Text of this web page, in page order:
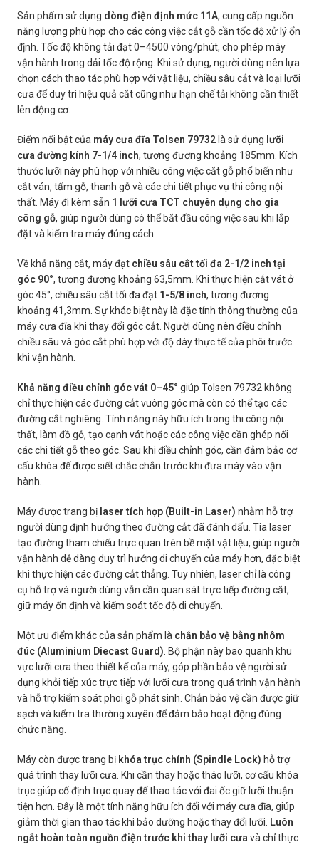
Sản phẩm sử dụng dòng điện định mức 11A, cung cấp nguồn
năng lượng phù hợp cho các công việc cắt gỗ cần tốc độ xử lý ổn
định. Tốc độ không tải đạt 0–4500 vòng/phút, cho phép máy
vận hành trong dải tốc độ rộng. Khi sử dụng, người dùng nên lựa
chọn cách thao tác phù hợp với vật liệu, chiều sâu cắt và loại lưỡi
cưa để duy trì hiệu quả cắt cũng như hạn chế tải không cần thiết
lên động cơ.
Điểm nổi bật của máy cưa đĩa Tolsen 79732 là sử dụng lưỡi
cưa đường kính 7-1/4 inch, tương đương khoảng 185mm. Kích
thước lưỡi này phù hợp với nhiều công việc cắt gỗ phổ biến như
cắt ván, tấm gỗ, thanh gỗ và các chi tiết phục vụ thi công nội
thất. Máy đi kèm sẵn 1 lưỡi cưa TCT chuyên dụng cho gia
công gỗ, giúp người dùng có thể bắt đầu công việc sau khi lắp
đặt và kiểm tra máy đúng cách.
Về khả năng cắt, máy đạt chiều sâu cắt tối đa 2-1/2 inch tại
góc 90°, tương đương khoảng 63,5mm. Khi thực hiện cắt vát ở
góc 45°, chiều sâu cắt tối đa đạt 1-5/8 inch, tương đương
khoảng 41,3mm. Sự khác biệt này là đặc tính thông thường của
máy cưa đĩa khi thay đổi góc cắt. Người dùng nên điều chỉnh
chiều sâu và góc cắt phù hợp với độ dày thực tế của phôi trước
khi vận hành.
Khả năng điều chỉnh góc vát 0–45° giúp Tolsen 79732 không
chỉ thực hiện các đường cắt vuông góc mà còn có thể tạo các
đường cắt nghiêng. Tính năng này hữu ích trong thi công nội
thất, làm đồ gỗ, tạo cạnh vát hoặc các công việc cần ghép nối
các chi tiết gỗ theo góc. Sau khi điều chỉnh góc, cần đảm bảo cơ
cấu khóa đế được siết chắc chắn trước khi đưa máy vào vận
hành.
Máy được trang bị laser tích hợp (Built-in Laser) nhằm hỗ trợ
người dùng định hướng theo đường cắt đã đánh dấu. Tia laser
tạo đường tham chiếu trực quan trên bề mặt vật liệu, giúp người
vận hành dễ dàng duy trì hướng di chuyển của máy hơn, đặc biệt
khi thực hiện các đường cắt thẳng. Tuy nhiên, laser chỉ là công
cụ hỗ trợ và người dùng vẫn cần quan sát trực tiếp đường cắt,
giữ máy ổn định và kiểm soát tốc độ di chuyển.
Một ưu điểm khác của sản phẩm là chắn bảo vệ bằng nhôm
đúc (Aluminium Diecast Guard) . Bộ phận này bao quanh khu
vực lưỡi cưa theo thiết kế của máy, góp phần bảo vệ người sử
dụng khỏi tiếp xúc trực tiếp với lưỡi cưa trong quá trình vận hành
và hỗ trợ kiểm soát phoi gỗ phát sinh. Chắn bảo vệ cần được giữ
sạch và kiểm tra thường xuyên để đảm bảo hoạt động đúng
chức năng.
Máy còn được trang bị khóa trục chính (Spindle Lock) hỗ trợ
quá trình thay lưỡi cưa. Khi cần thay hoặc tháo lưỡi, cơ cấu khóa
trục giúp cố định trục quay để thao tác với đai ốc giữ lưỡi thuận
tiện hơn. Đây là một tính năng hữu ích đối với máy cưa đĩa, giúp
giảm thời gian thao tác khi bảo dưỡng hoặc thay đổi lưỡi. Luôn
ngắt hoàn toàn nguồn điện trước khi thay lưỡi cưa và chỉ thực